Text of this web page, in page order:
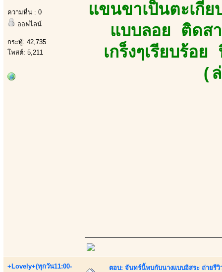
ความหื่น : 0
ออฟไลน์
กระทู้: 42,735
โพสต์: 5,211
แขนขาเป็นตะเกี
แบบลอย ติดสา
เกร็งๆเรียบร้
(
+Lovely+(ทุกวัน11:00-
ตอบ: จันทร์นี้พบกับนางเเบบอิสระ ถ่ายรี